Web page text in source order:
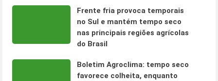
Frente fria provoca temporais
no Sul e mantém tempo seco
nas principais regiões agrícolas
do Brasil
Boletim Agroclima: tempo seco
favorece colheita, enquanto